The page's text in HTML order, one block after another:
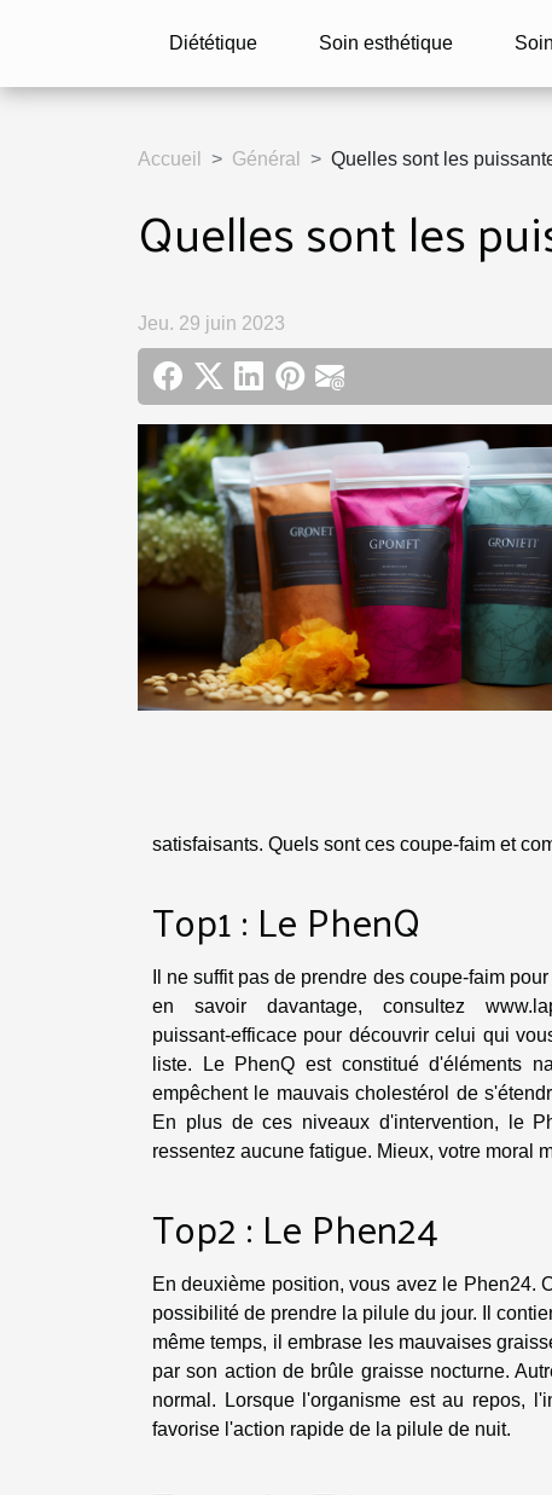
Diététique Soin esthétique
Accueil Général Quelles sont les
Quelles sont les
Jeu. 29 juin 2023
satisfaisants. Quels sont ces coupe-faim et
Top1 : Le PhenQ
Il ne suffit pas de prendre des coupe-faim
en savoir davantage, consultez
puissant-efficace pour découvrir celui qui
liste. Le PhenQ est constitué d'éléments
empêchent le mauvais cholestérol de
En plus de ces niveaux d'intervention, le
ressentez aucune fatigue. Mieux, votre moral
Top2 : Le Phen24
En deuxième position, vous avez le Phen24.
possibilité de prendre la pilule du jour. Il
même temps, il embrase les mauvaises
par son action de brûle graisse nocturne.
normal. Lorsque l'organisme est au repos,
favorise l'action rapide de la pilule de nuit.